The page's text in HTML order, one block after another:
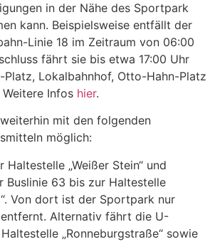
in der Nähe des Sportpark
kann. Beispielsweise entfällt der
Linie 18 im Zeitraum von 06:00
fährt sie bis etwa 17:00 Uhr
Lokalbahnhof, Otto-Hahn-Platz
Infos hier.
mit den folgenden
möglich:
„Weißer Stein“ und
Buslinie 63 bis zur Haltestelle
Von dort ist der Sportpark nur
Alternativ fährt die U-
„Ronneburgstraße“ sowie